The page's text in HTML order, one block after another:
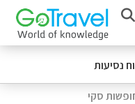
נסיעות
סקי